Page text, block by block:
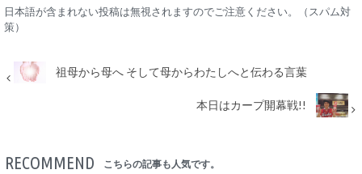
日本語が含まれない投稿は無視されますのでご注意ください。（スパム対
策）
祖母から母へ そして母からわたしへと伝わる言葉
本日はカープ開幕戦!!
RECOMMEND こちらの記事も人気です。